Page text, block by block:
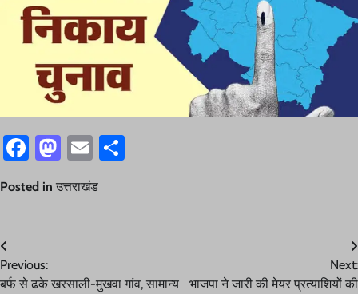
Facebook
Mastodon
Email
Posted in उत्तराखंड
Post
navigation
Previous:
बर्फ से ढके खरसाली-मुखवा गांव, सामान्य
Next:
भाजपा ने जारी की मेयर प्रत्याशियों की